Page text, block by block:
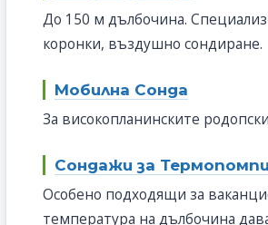
До 150 м дълбочина.
коронки, въздушно сондиране.
Мобилна Сонда
За високопланинските
Сондажи за Термопомпи
Особено подходящи за
температура на дълбочина